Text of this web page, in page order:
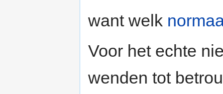
want welk
Voor het echte
wenden tot